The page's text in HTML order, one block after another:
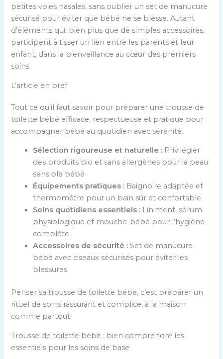
petites voies nasales, sans oublier un set de manucure
sécurisé pour éviter que bébé ne se blesse. Autant
d’éléments qui, bien plus que de simples accessoires,
participent à tisser un lien entre les parents et leur
enfant, dans la bienveillance au cœur des premiers
soins.
L’article en bref
Tout ce qu’il faut savoir pour préparer une trousse de
toilette bébé efficace, respectueuse et pratique pour
accompagner bébé au quotidien avec sérénité.
Sélection rigoureuse et naturelle : Privilégier
des produits bio et sans allergènes pour la peau
sensible bébé
Équipements pratiques : Baignoire adaptée et
thermomètre pour un bain sûr et confortable
Soins quotidiens essentiels : Liniment, sérum
physiologique et mouche-bébé pour l’hygiène
complète
Accessoires de sécurité : Set de manucure
bébé avec ciseaux sécurisés pour éviter les
blessures
Penser sa trousse de toilette bébé, c’est préparer un
rituel de soins rassurant et complice, à la maison
comme partout.
Trousse de toilette bébé : bien comprendre les
essentiels pour les soins de base